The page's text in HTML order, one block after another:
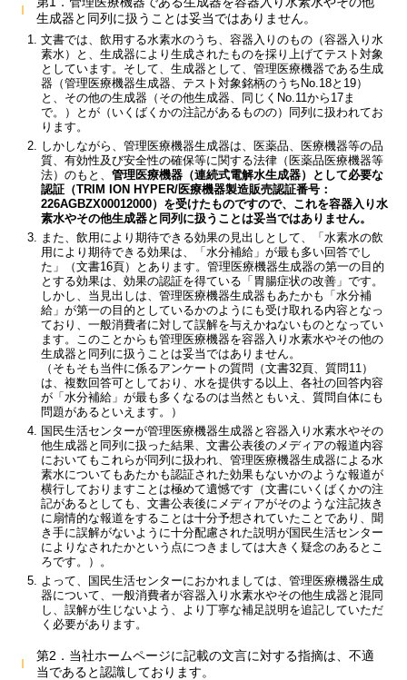
生成器と同列に扱うことは妥当ではありません。
文書では、飲用する水素水のうち、容器入りのもの（容器入り水
素水）と、生成器により生成されたものを採り上げてテスト対象
としています。そして、生成器として、管理医療機器である生成
器（管理医療機器生成器、テスト対象銘柄のうちNo.18と19）
と、その他の生成器（その他生成器、同じくNo.11から17ま
で。）とが（いくばくかの注記があるものの）同列に扱われてお
ります。
しかしながら、管理医療機器生成器は、医薬品、医療機器等の品
質、有効性及び安全性の確保等に関する法律（医薬品医療機器等
法）のもと、 管理医療機器（連続式電解水生成器）として必要な
認証（TRIM ION HYPER/医療機器製造販売認証番号：
226AGBZX00012000）を受けたものですので、これを容器入り水
素水やその他生成器と同列に扱うことは妥当ではありません。
また、飲用により期待できる効果の見出しとして、「水素水の飲
用により期待できる効果は、「水分補給」が最も多い回答でし
た」（文書16頁）とあります。管理医療機器生成器の第一の目的
とする効果は、効果の認証を得ている「胃腸症状の改善」です。
しかし、当見出しは、管理医療機器生成器もあたかも「水分補
給」が第一の目的としているかのようにも受け取れる内容となっ
ており、一般消費者に対して誤解を与えかねないものとなってい
ます。このことからも管理医療機器を容器入り水素水やその他の
生成器と同列に扱うことは妥当ではありません。
（そもそも当件に係るアンケートの質問（文書32頁、質問11）
は、複数回答可としており、水を提供する以上、各社の回答内容
が「水分補給」が最も多くなるのは当然ともいえ、質問自体にも
問題があるといえます。）
国民生活センターが管理医療機器生成器と容器入り水素水やその
他生成器と同列に扱った結果、文書公表後のメディアの報道内容
においてもこれらが同列に扱われ、管理医療機器生成器による水
素水についてもあたかも認証された効果もないかのような報道が
横行しておりますことは極めて遺憾です（文書にいくばくかの注
記があるとしても、文書公表後にメディアがそのような注記抜き
に扇情的な報道をすることは十分予想されていたことであり、聞
き手に誤解がないように十分配慮された説明が国民生活センター
によりなされたかという点につきましては大きく疑念のあるとこ
ろです。）。
よって、国民生活センターにおかれましては、管理医療機器生成
器について、一般消費者が容器入り水素水やその他生成器と混同
し、誤解が生じないよう、より丁寧な補足説明を追記していただ
く必要があります。
第2．当社ホームページに記載の文言に対する指摘は、不適
当であると認識しております。